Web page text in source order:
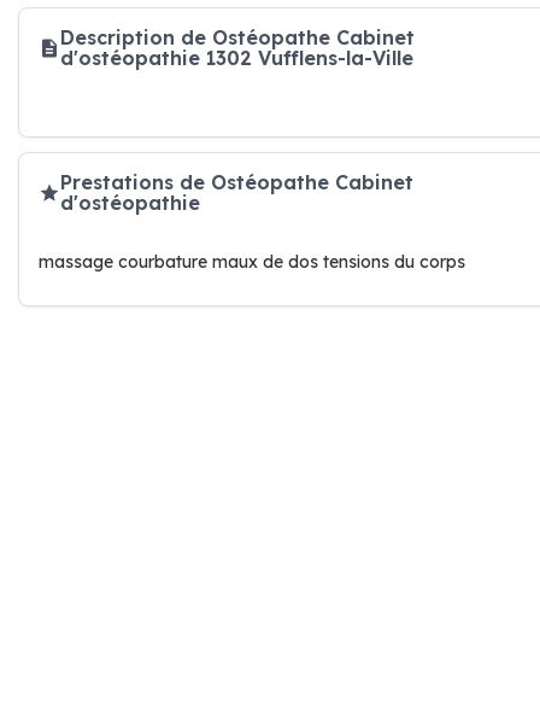
Description de Ostéopathe Cabinet
d'ostéopathie 1302 Vufflens-la-Ville
Prestations de Ostéopathe Cabinet
d'ostéopathie
massage courbature maux de dos tensions du corps